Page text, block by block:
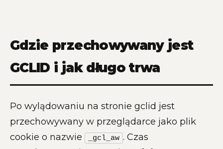
Gdzie przechowywany jest
GCLID i jak długo trwa
Po wylądowaniu na stronie gclid jest
przechowywany w przeglądarce jako plik
cookie o nazwie
_gcl_aw . Czas